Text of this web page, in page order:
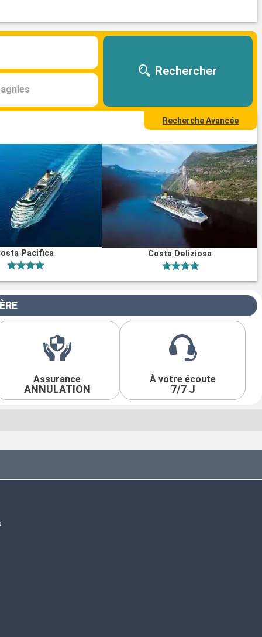
Rechercher
Recherche Avancée
Pacifica Costa Deliziosa
Assurance
ANNULATION
À votre écoute
7/7 J